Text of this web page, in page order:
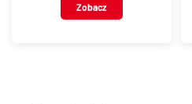
Zobacz